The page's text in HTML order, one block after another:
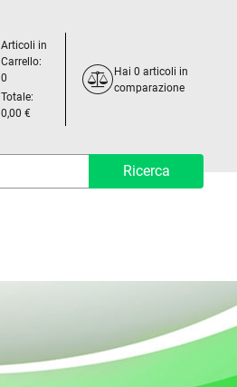
Articoli in
Carrello:
0
Totale:
0,00 €
Hai 0 articoli in
comparazione